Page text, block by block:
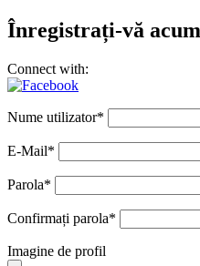
Înregistrați-vă acum
Connect with:
Nume utilizator*
E-Mail*
Parola*
Confirmați parola*
Imagine de profil